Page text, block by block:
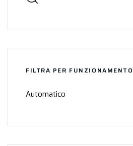
FILTRA PER FUNZIONAMENTO
Automatico